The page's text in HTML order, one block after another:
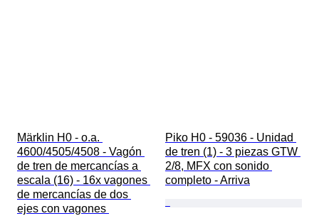
Märklin H0 - o.a.
4600/4505/4508 - Vagón
de tren de mercancías a
escala (16) - 16x vagones
de mercancías de dos
ejes con vagones
Piko H0 - 59036 - Unidad
de tren (1) - 3 piezas GTW
2/8, MFX con sonido
completo - Arriva